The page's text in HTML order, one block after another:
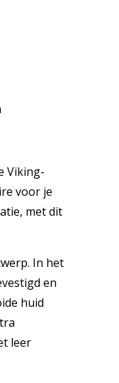
Viking-
voor je
met dit
In het
en
huid
leer